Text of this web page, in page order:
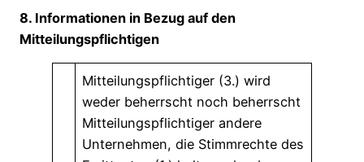
8. Informationen in Bezug auf den
Mitteilungspflichtigen
Mitteilungspflichtiger (3.) wird
weder beherrscht noch beherrscht
Mitteilungspflichtiger andere
Unternehmen, die Stimmrechte des